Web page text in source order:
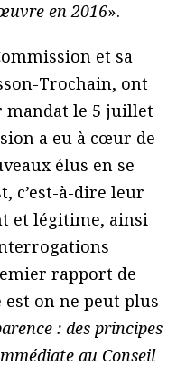
en 2016».
et sa
Trochain, ont
mandat le 5 juillet
a eu à cœur de
élus en se
c’est-à-dire leur
et légitime, ainsi
rapport de
on ne peut plus
: des principes
au Conseil